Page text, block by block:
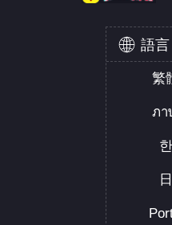
語言
繁
ภา